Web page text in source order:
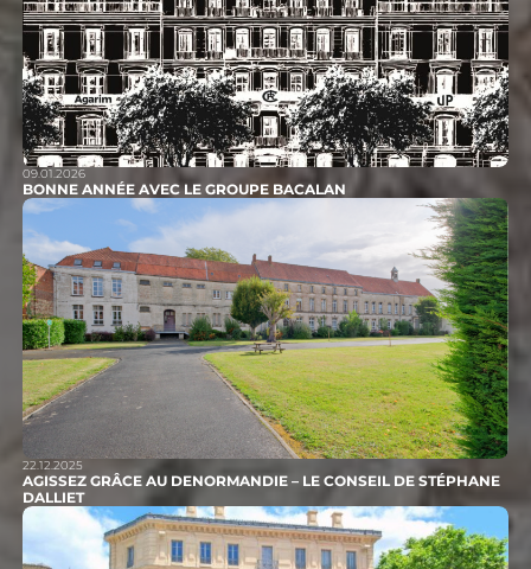
09.01.2026
BONNE ANNÉE AVEC LE GROUPE BACALAN
22.12.2025
AGISSEZ GRÂCE AU DENORMANDIE – LE CONSEIL DE STÉPHANE
DALLIET